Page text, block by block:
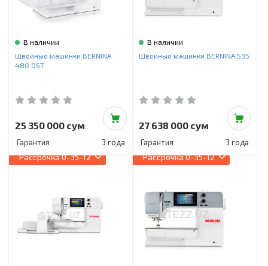
В наличии
Швейные машинки BERNINA
480 OST
25 350 000 сум
Гарантия 3 года
В наличии
Швейные машинки BERNINA 535
27 638 000 сум
Гарантия 3 года
Рассрочка0-35-12 Рассрочка0-35-12